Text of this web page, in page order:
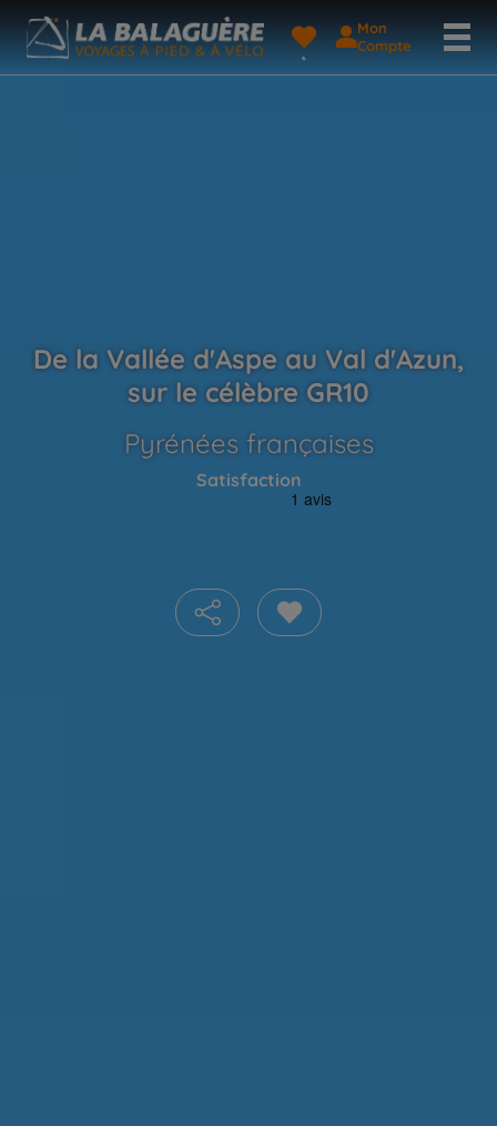
Mon
Compte
De la Vallée d'Aspe au Val d'Azun,
sur le célèbre GR10
Pyrénées françaises
Satisfaction